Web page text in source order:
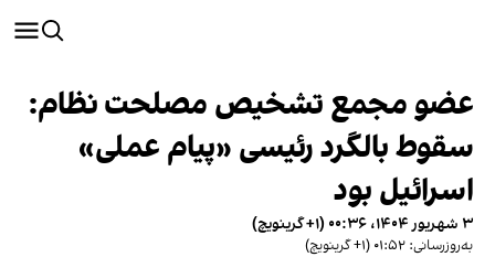
عضو مجمع تشخیص مصلحت نظام:
سقوط بالگرد رئیسی «پیام عملی»
اسرائیل بود
۳ شهریور ۱۴۰۴، ۰۰:۳۶ (‎+۱ گرینویچ)
به‌روزرسانی: ۰۱:۵۲ (‎+۱ گرینویچ)